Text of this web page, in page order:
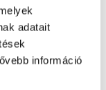
adatait
információ